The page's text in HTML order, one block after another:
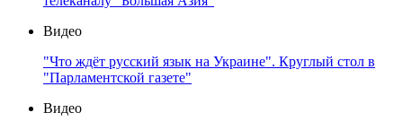
Видео
"Что ждёт русский язык на Украине". Круглый стол в
"Парламентской газете"
Видео